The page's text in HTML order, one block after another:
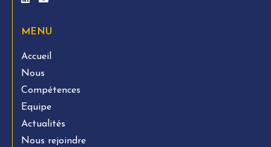
MENU
Accueil
Nous
Compétences
Equipe
Actualités
Nous rejoindre